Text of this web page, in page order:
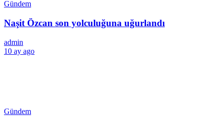
Gündem
Naşit Özcan son yolculuğuna uğurlandı
admin
10 ay ago
Gündem